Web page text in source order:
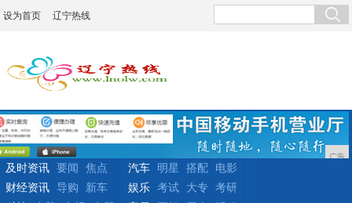
设为首页 辽宁热线
广告
及时资讯 要闻
焦点
财经资讯
导购 新车
汽车 明星 搭配
电影
娱乐
考试 大专
考研